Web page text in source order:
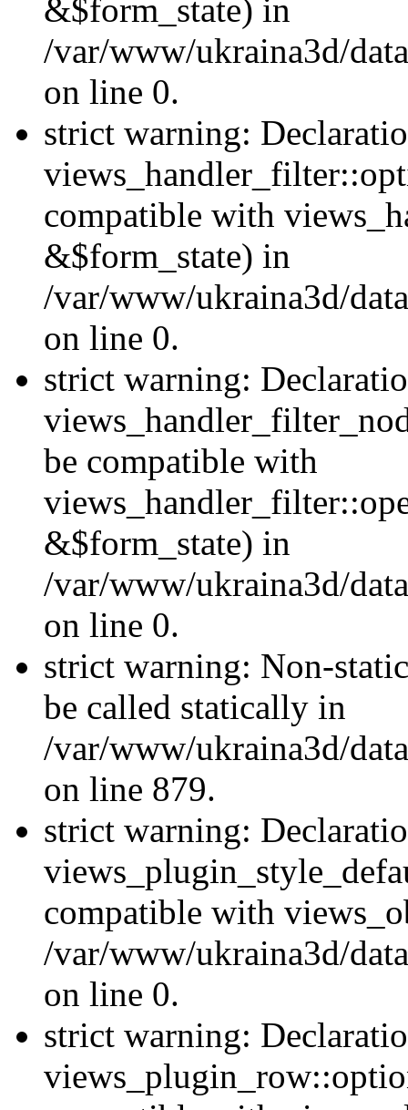
&$form_state) in
/var/www/ukraina3d/
on line 0.
strict warning:
compatible with
&$form_state) in
/var/www/ukraina3d/
on line 0.
strict warning:
be compatible with
&$form_state) in
/var/www/ukraina3d/
on line 0.
strict warning: Non-
be called statically in
/var/www/ukraina3d/
on line 879.
strict warning:
compatible with
/var/www/ukraina3d/
on line 0.
strict warning: